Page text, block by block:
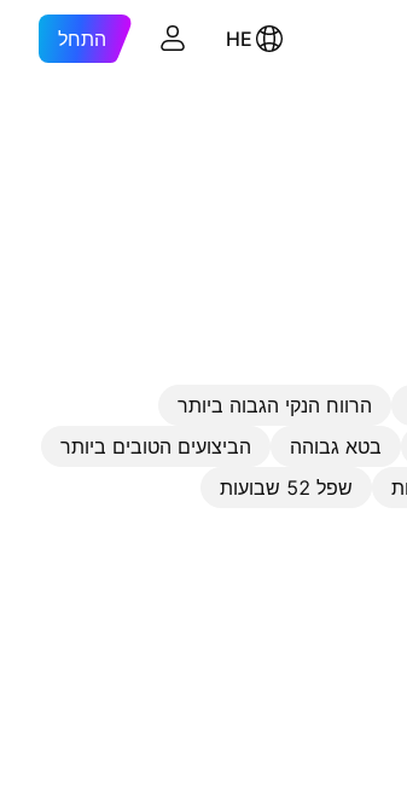
HE התחל
הרווח הנקי הגבוה ביותר
בטא גבוהה
הביצועים הטובים ביותר
שפל 52 שבועות